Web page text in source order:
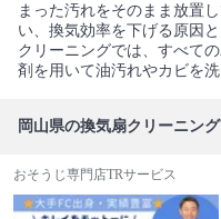
まった汚れをそのまま放置
い、換気効率を下げる原因
クリーニングでは、すべて
剤を用いて油汚れやカビを洗
岡山県の換気扇クリーニン
おそうじ専門店TRサービス